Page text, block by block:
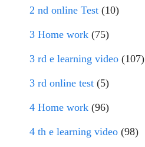
2 nd online Test (10)
3 Home work (75)
3 rd e learning video (107)
3 rd online test (5)
4 Home work (96)
4 th e learning video (98)